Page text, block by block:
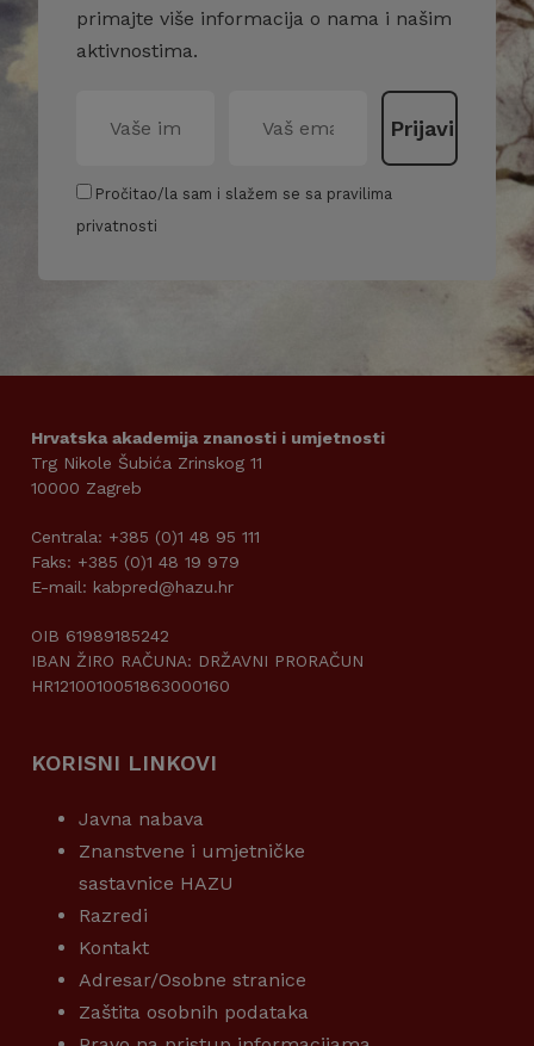
primajte više informacija o nama i našim
aktivnostima.
Pročitao/la sam i slažem se sa pravilima
privatnosti
Hrvatska akademija znanosti i umjetnosti
Trg Nikole Šubića Zrinskog 11
10000 Zagreb
Centrala: +385 (0)1 48 95 111
Faks: +385 (0)1 48 19 979
E-mail: kabpred@hazu.hr
OIB 61989185242
IBAN ŽIRO RAČUNA: DRŽAVNI PRORAČUN
HR1210010051863000160
KORISNI LINKOVI
Javna nabava
Znanstvene i umjetničke
sastavnice HAZU
Razredi
Kontakt
Adresar/Osobne stranice
Zaštita osobnih podataka